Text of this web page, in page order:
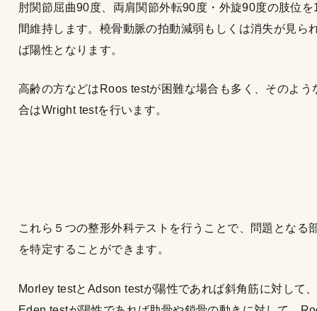
肘関節屈曲90度、両肩関節外転90度・外旋90度の肢位を
間維持します。橈骨動脈の拍動減弱もしくは消失が見ら
ば陽性となります。
高齢の方などはRoos testが困難な場合も多く、そのよう
合はWright testを行います。
これら５つの整形外科テストを行うことで、問題となる
を特定することができます。
Morley testとAdson testが陽性であれば斜角筋に対して、